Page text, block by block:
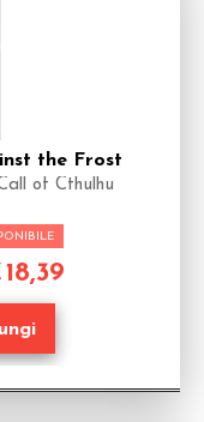
the Frost
of Cthulhu
18,39